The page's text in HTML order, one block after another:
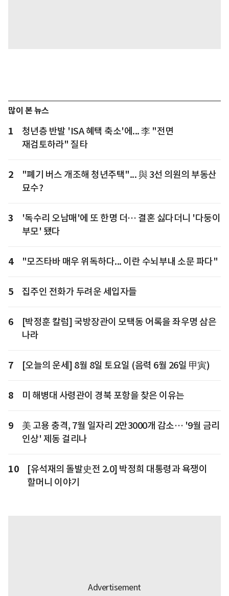
많이 본 뉴스
1
청년층 반발 'ISA 혜택 축소'에... 李 "전면
재검토하라" 질타
2
"폐기 버스 개조해 청년주택"... 與 3선 의원의 부동산
묘수?
3
'독수리 오남매'에 또 한명 더… 결혼 싫다더니 '다둥이
부모' 됐다
4 "모즈타바 매우 위독하다... 이란 수뇌부내 소문 파다"
5 집주인 전화가 두려운 세입자들
6
[박정훈 칼럼] 국방장관이 모택동 어록을 좌우명 삼은
나라
7 [오늘의 운세] 8월 8일 토요일 (음력 6월 26일 甲寅)
8 미 해병대 사령관이 경북 포항을 찾은 이유는
9
美 고용 충격, 7월 일자리 2만3000개 감소… '9월 금리
인상' 제동 걸리나
10
[유석재의 돌발史전 2.0] 박정희 대통령과 욕쟁이
할머니 이야기